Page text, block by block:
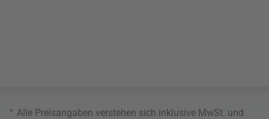
* Alle Preisangaben verstehen sich inklusive MwSt. und